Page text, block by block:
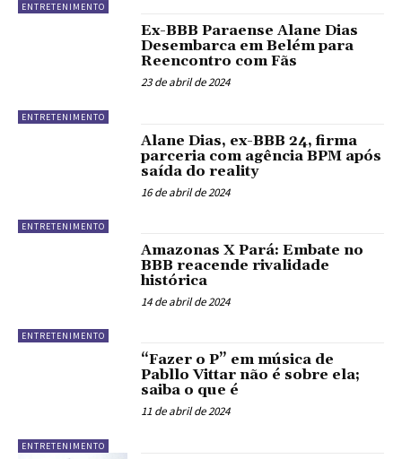
ENTRETENIMENTO
ENTRETENIMENTO
Ex-BBB Paraense Alane Dias
Desembarca em Belém para
Reencontro com Fãs
23 de abril de 2024
ENTRETENIMENTO
Alane Dias, ex-BBB 24, firma
parceria com agência BPM após
saída do reality
16 de abril de 2024
ENTRETENIMENTO
Amazonas X Pará: Embate no
BBB reacende rivalidade
histórica
14 de abril de 2024
ENTRETENIMENTO
“Fazer o P” em música de
Pabllo Vittar não é sobre ela;
saiba o que é
11 de abril de 2024